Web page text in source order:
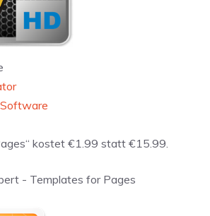
kostet €1.99 statt €15.99.